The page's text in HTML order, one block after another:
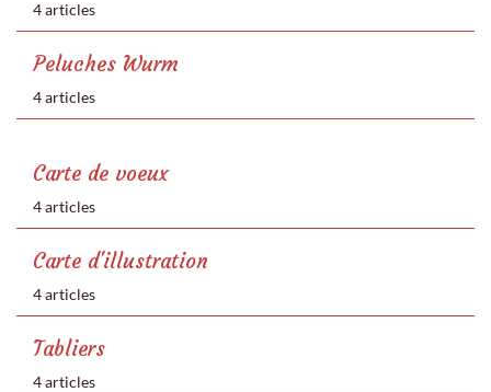
4 articles
Peluches Wurm
4 articles
Carte de voeux
4 articles
Carte d'illustration
4 articles
Tabliers
4 articles